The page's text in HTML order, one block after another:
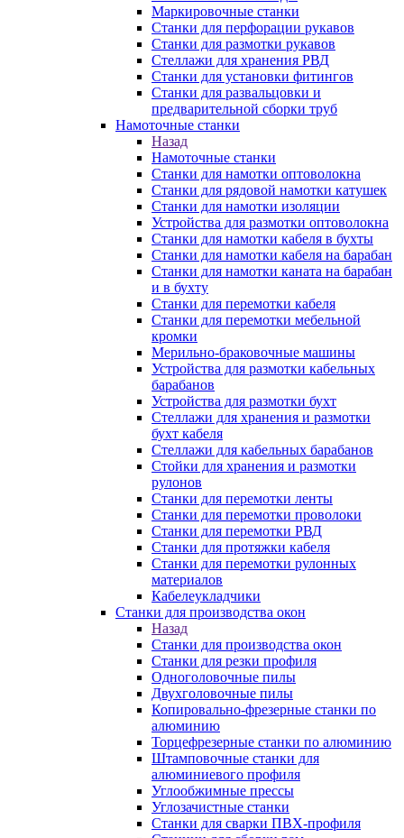
Маркировочные станки
Станки для перфорации рукавов
Станки для размотки рукавов
Стеллажи для хранения РВД
Станки для установки фитингов
Станки для развальцовки и
предварительной сборки труб
Намоточные станки
Назад
Намоточные станки
Станки для намотки оптоволокна
Станки для рядовой намотки катушек
Станки для намотки изоляции
Устройства для размотки оптоволокна
Станки для намотки кабеля в бухты
Станки для намотки кабеля на барабан
Станки для намотки каната на барабан
и в бухту
Станки для перемотки кабеля
Станки для перемотки мебельной
кромки
Мерильно-браковочные машины
Устройства для размотки кабельных
барабанов
Устройства для размотки бухт
Стеллажи для хранения и размотки
бухт кабеля
Стеллажи для кабельных барабанов
Стойки для хранения и размотки
рулонов
Станки для перемотки ленты
Станки для перемотки проволоки
Станки для перемотки РВД
Станки для протяжки кабеля
Станки для перемотки рулонных
материалов
Кабелеукладчики
Станки для производства окон
Назад
Станки для производства окон
Станки для резки профиля
Одноголовочные пилы
Двухголовочные пилы
Копировально-фрезерные станки по
алюминию
Торцефрезерные станки по алюминию
Штамповочные станки для
алюминиевого профиля
Углообжимные прессы
Углозачистные станки
Станки для сварки ПВХ-профиля